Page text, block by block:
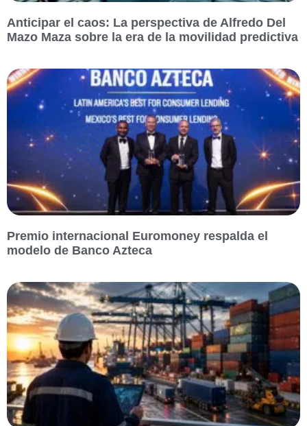
Anticipar el caos: La perspectiva de Alfredo Del
Mazo Maza sobre la era de la movilidad predictiva
Premio internacional Euromoney respalda el
modelo de Banco Azteca